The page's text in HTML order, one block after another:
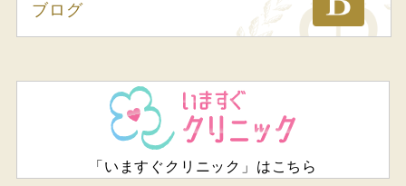
ブログ
「いますぐクリニック」はこちら